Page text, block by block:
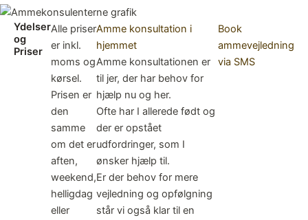
Ydelser
og
Priser
Alle priser
er inkl.
moms og
kørsel.
Prisen er
den
samme
om det er
aften,
weekend,
helligdag
eller
Amme konsultation i
hjemmet
Amme konsultationen er
til jer, der har behov for
hjælp nu og her.
Ofte har I allerede født og
der er opstået
udfordringer, som I
ønsker hjælp til.
Er der behov for mere
vejledning og opfølgning
står vi også klar til en
Book
ammevejledning
via SMS